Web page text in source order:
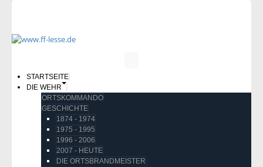
STARTSEITE
DIE WEHR
ORTSKOMMANDO
GESCHICHTE
1874 - 1974
1975 - 1995
1996 - 2006
2007 - HEUTE
DIE ORTSBRANDMEISTER